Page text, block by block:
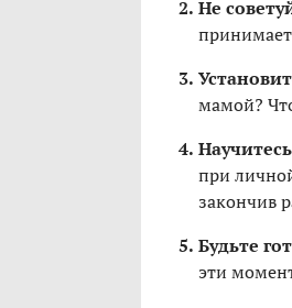
Не
мамой?
при
закончив
Будьте
эти